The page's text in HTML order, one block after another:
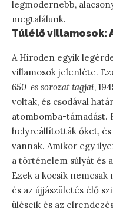
legmodernebb,
megtalálunk.
Túlélő villamosok:
A Hiroden egyik
villamosok jelenléte.
650-es sorozat tagjai,
voltak, és csodával
atombomba-támadást.
helyreállították őket,
vannak. Amikor egy
a történelem súlyát és
Ezek a kocsik nemcsak
és az újjászületés élő
üléseik és az